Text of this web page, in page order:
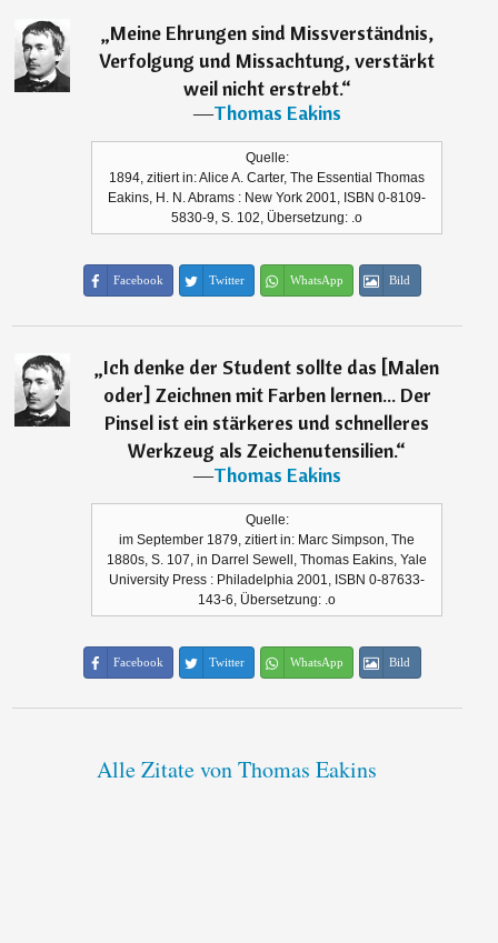
„Meine Ehrungen sind Missverständnis,
Verfolgung und Missachtung, verstärkt
weil nicht erstrebt.“
―Thomas Eakins
Quelle:
1894, zitiert in: Alice A. Carter, The Essential Thomas
Eakins, H. N. Abrams : New York 2001, ISBN 0-8109-
5830-9, S. 102, Übersetzung: .o
Facebook Twitter WhatsApp Bild
„Ich denke der Student sollte das [Malen
oder] Zeichnen mit Farben lernen... Der
Pinsel ist ein stärkeres und schnelleres
Werkzeug als Zeichenutensilien.“
―Thomas Eakins
Quelle:
im September 1879, zitiert in: Marc Simpson, The
1880s, S. 107, in Darrel Sewell, Thomas Eakins, Yale
University Press : Philadelphia 2001, ISBN 0-87633-
143-6, Übersetzung: .o
Facebook Twitter WhatsApp Bild
Alle Zitate von Thomas Eakins